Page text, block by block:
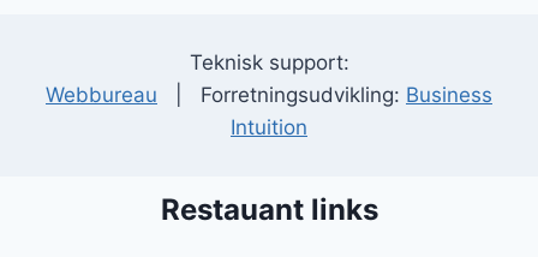
Teknisk support:
Webbureau | Forretningsudvikling: Business
Intuition
Restauant links